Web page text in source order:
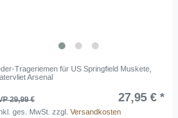
Trageriemen für US Springfield Muskete,
Arsenal
29,99 € 27,95 € *
ges. MwSt. zzgl.Versandkosten